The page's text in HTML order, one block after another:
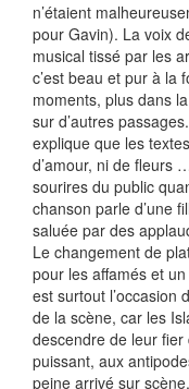
n’étaient
pour Gavin). La voix
musical tissé par les
c’est beau et pur à la
moments, plus dans
sur d’autres
explique que les
d’amour, ni de fleurs
sourires du public
chanson parle d’une
saluée par des
Le changement de
pour les affamés et
est surtout l’occasion
de la scène, car les
descendre de leur
puissant, aux
peine arrivé sur